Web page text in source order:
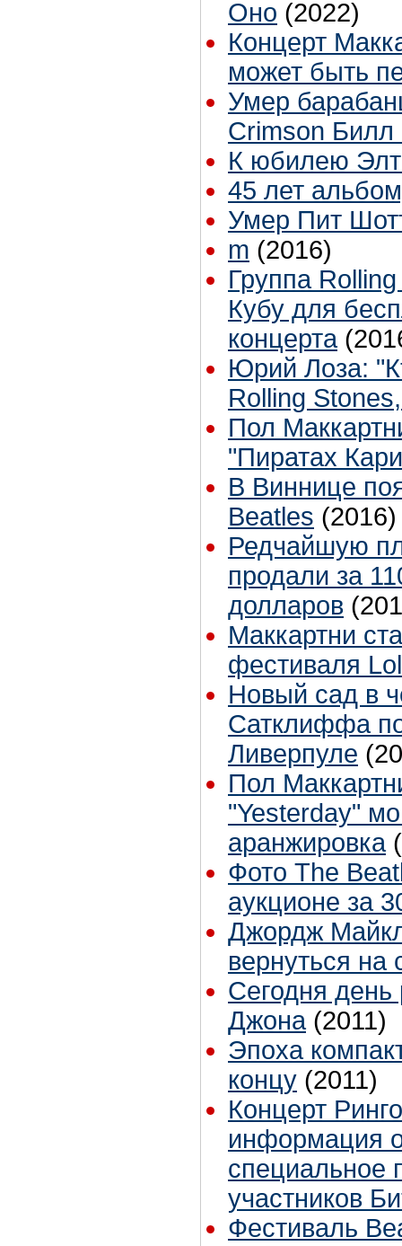
Оно (2022)
Концерт
может быть
Умер
Crimson
К юбилею
45 лет
Умер Пит
m (2016)
Группа
Кубу для
концерта
Юрий Лоза:
Rolling
Пол
"Пиратах
В Виннице
Beatles (2016)
Редчайшую
продали за
долларов
Маккартни
фестиваля
Новый сад в
Сатклиффа
Ливерпуле
Пол
"Yesterday"
аранжировка
Фото The
аукционе за
Джордж
вернуться на
Сегодня
Джона (2011)
Эпоха
концу (2011)
Концерт
информация
специальное
участников
Фестиваль